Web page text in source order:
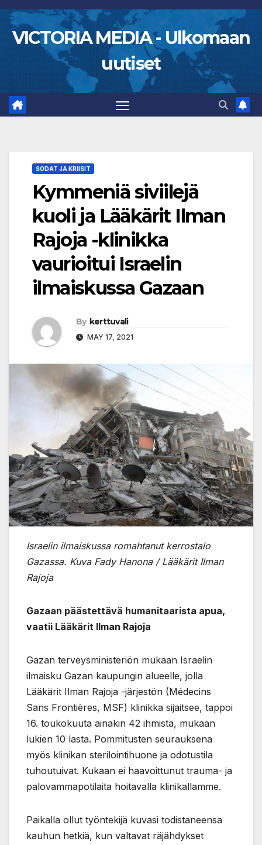
Skip
content
VICTORIA MEDIA - Ulkomaan
uutiset
SODAT JA KRIISIT
Kymmeniä siviilejä
kuoli ja Lääkärit Ilman
Rajoja -klinikka
vaurioitui Israelin
ilmaiskussa Gazaan
By kerttuvali
MAY 17, 2021
Israelin ilmaiskussa romahtanut kerrostalo
Gazassa. Kuva Fady Hanona / Lääkärit Ilman
Rajoja
Gazaan päästettävä humanitaarista apua,
vaatii Lääkärit Ilman Rajoja
Gazan terveysministeriön mukaan Israelin
ilmaisku Gazan kaupungin alueelle, jolla
Lääkärit Ilman Rajoja -järjestön (Médecins
Sans Frontières, MSF) klinikka sijaitsee, tappoi
16. toukokuuta ainakin 42 ihmistä, mukaan
lukien 10 lasta. Pommitusten seurauksena
myös klinikan sterilointihuone ja odotustila
tuhoutuivat. Kukaan ei haavoittunut trauma- ja
palovammapotilaita hoitavalla klinikallamme.
Paikalla ollut työntekijä kuvasi todistaneensa
kauhun hetkiä, kun valtavat räjähdykset